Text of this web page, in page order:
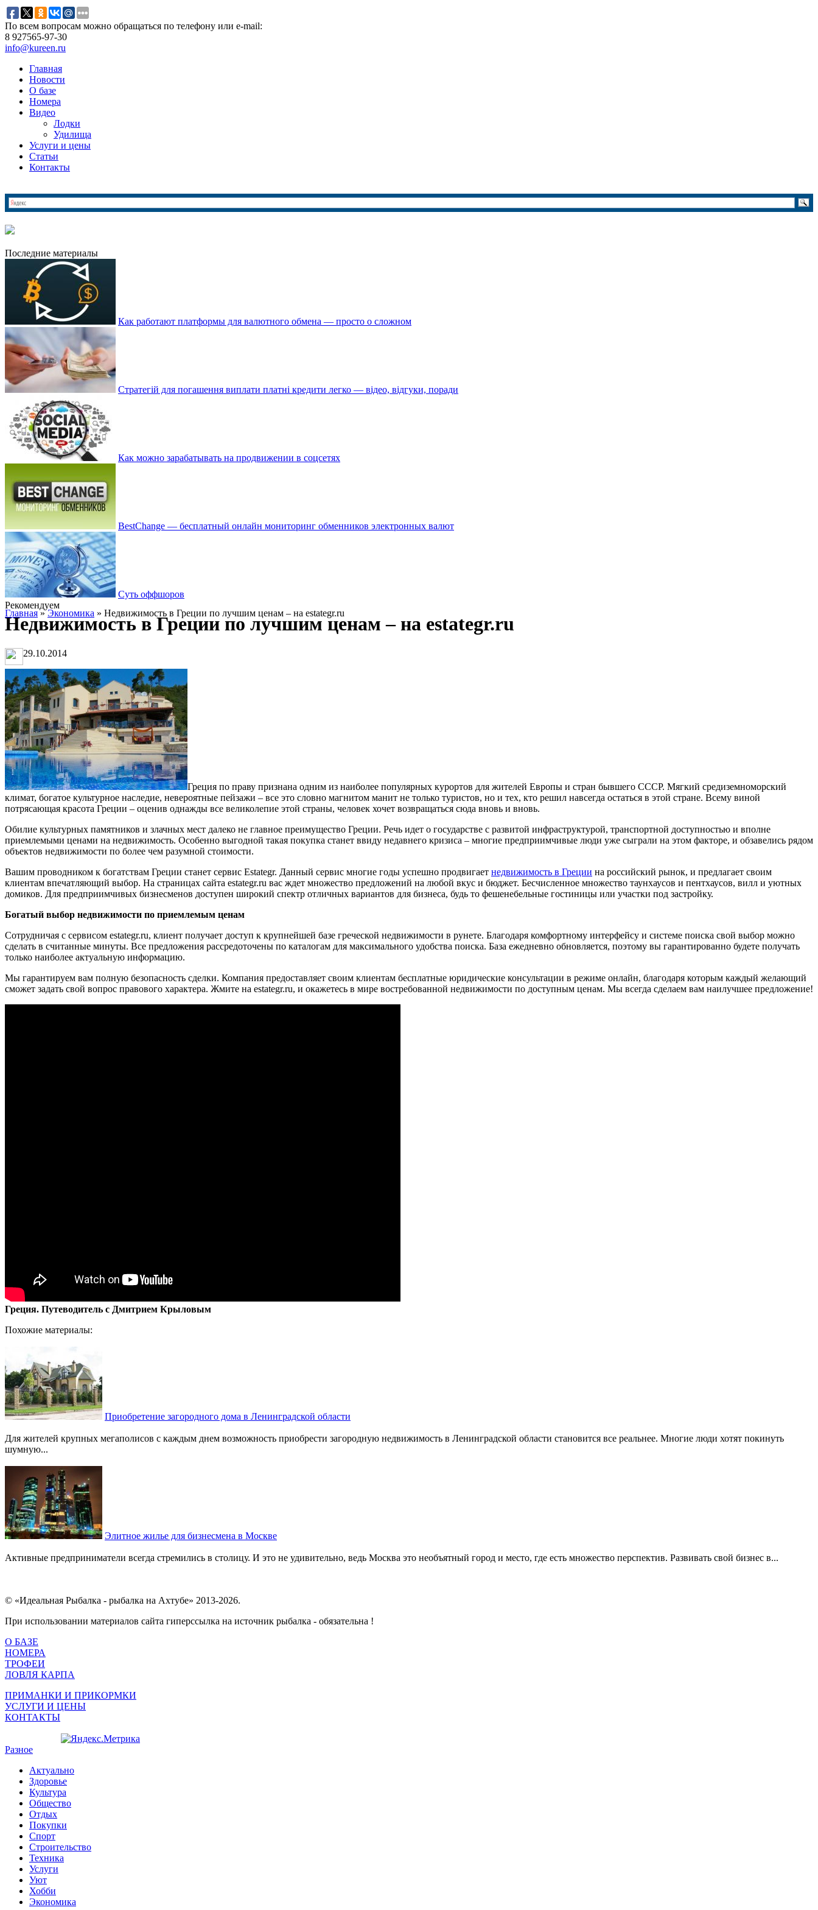
По всем вопросам можно обращаться по телефону или e-mail:
8 927565-97-30
info@kureen.ru
Главная
Новости
О базе
Номера
Видео
Лодки
Удилища
Услуги и цены
Статьи
Контакты
Последние материалы
Как работают платформы для валютного обмена — просто о сложном
Стратегій для погашення виплати платні кредити легко — відео, відгуки, поради
Как можно зарабатывать на продвижении в соцсетях
BestChange — бесплатный онлайн мониторинг обменников электронных валют
Суть оффшоров
Рекомендуем
Главная»Экономика » Недвижимость в Греции по лучшим ценам – на estategr.ru
Недвижимость в Греции по лучшим ценам – на estategr.ru
29.10.2014
Греция по праву признана одним из наиболее популярных курортов для жителей Европы и стран бывшего СССР. Мягкий средиземноморский
климат, богатое культурное наследие, невероятные пейзажи – все это словно магнитом манит не только туристов, но и тех, кто решил навсегда остаться в этой стране. Всему виной
потрясающая красота Греции – оценив однажды все великолепие этой страны, человек хочет возвращаться сюда вновь и вновь.
Обилие культурных памятников и злачных мест далеко не главное преимущество Греции. Речь идет о государстве с развитой инфраструктурой, транспортной доступностью и вполне
приемлемыми ценами на недвижимость. Особенно выгодной такая покупка станет ввиду недавнего кризиса – многие предприимчивые люди уже сыграли на этом факторе, и обзавелись рядом
объектов недвижимости по более чем разумной стоимости.
Вашим проводником к богатствам Греции станет сервис Estategr. Данный сервис многие годы успешно продвигает недвижимость в Греции на российский рынок, и предлагает своим
клиентам впечатляющий выбор. На страницах сайта estategr.ru вас ждет множество предложений на любой вкус и бюджет. Бесчисленное множество таунхаусов и пентхаусов, вилл и уютных
домиков. Для предприимчивых бизнесменов доступен широкий спектр отличных вариантов для бизнеса, будь то фешенебельные гостиницы или участки под застройку.
Богатый выбор недвижимости по приемлемым ценам
Сотрудничая с сервисом estategr.ru, клиент получает доступ к крупнейшей базе греческой недвижимости в рунете. Благодаря комфортному интерфейсу и системе поиска свой выбор можно
сделать в считанные минуты. Все предложения рассредоточены по каталогам для максимального удобства поиска. База ежедневно обновляется, поэтому вы гарантированно будете получать
только наиболее актуальную информацию.
Мы гарантируем вам полную безопасность сделки. Компания предоставляет своим клиентам бесплатные юридические консультации в режиме онлайн, благодаря которым каждый желающий
сможет задать свой вопрос правового характера. Жмите на estategr.ru, и окажетесь в мире востребованной недвижимости по доступным ценам. Мы всегда сделаем вам наилучшее предложение!
Греция. Путеводитель с Дмитрием Крыловым
Похожие материалы:
Приобретение загородного дома в Ленинградской области
Для жителей крупных мегаполисов с каждым днем возможность приобрести загородную недвижимость в Ленинградской области становится все реальнее. Многие люди хотят покинуть
шумную...
Элитное жилье для бизнесмена в Москве
Активные предприниматели всегда стремились в столицу. И это не удивительно, ведь Москва это необъятный город и место, где есть множество перспектив. Развивать свой бизнес в...
© «Идеальная Рыбалка - рыбалка на Ахтубе» 2013-2026.
При использовании материалов сайта гиперссылка на источник рыбалка - обязательна !
О БАЗЕ
НОМЕРА
ТРОФЕИ
ЛОВЛЯ КАРПА
ПРИМАНКИ И ПРИКОРМКИ
УСЛУГИ И ЦЕНЫ
КОНТАКТЫ
Разное
Актуально
Здоровье
Культура
Общество
Отдых
Покупки
Спорт
Строительство
Техника
Услуги
Уют
Хобби
Экономика